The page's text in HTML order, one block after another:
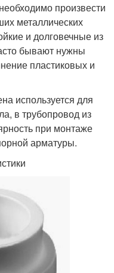
произвести
металлических
и долговечные из
бывают нужны
пластиковых и
используется для
в трубопровод из
при монтаже
арматуры.